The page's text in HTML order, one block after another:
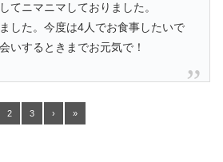
てニマニマしておりました。
した。今度は4人でお食事したいで
いするときまでお元気で！
2 3 › »